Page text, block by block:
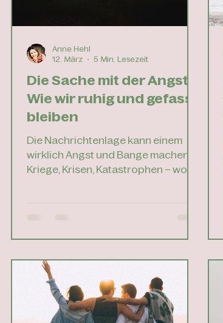
Die Sache mit der Angst –
Wie wir ruhig und gefasst
bleiben
Die Nachrichtenlage kann einem
wirklich Angst und Bange machen.
Kriege, Krisen, Katastrophen – wohin
Kontrollverlust, vor dem Scheitern.
Kennst Du das? Dieses diffuse
Gefühl von Unruhe, das sich im
Bauch breitmacht? Oder die
konkreten Sorgen, die nachts um
drei auf einmal ganz laut werden? In
Anne Hehl
12. März
5 Min. Lesezeit